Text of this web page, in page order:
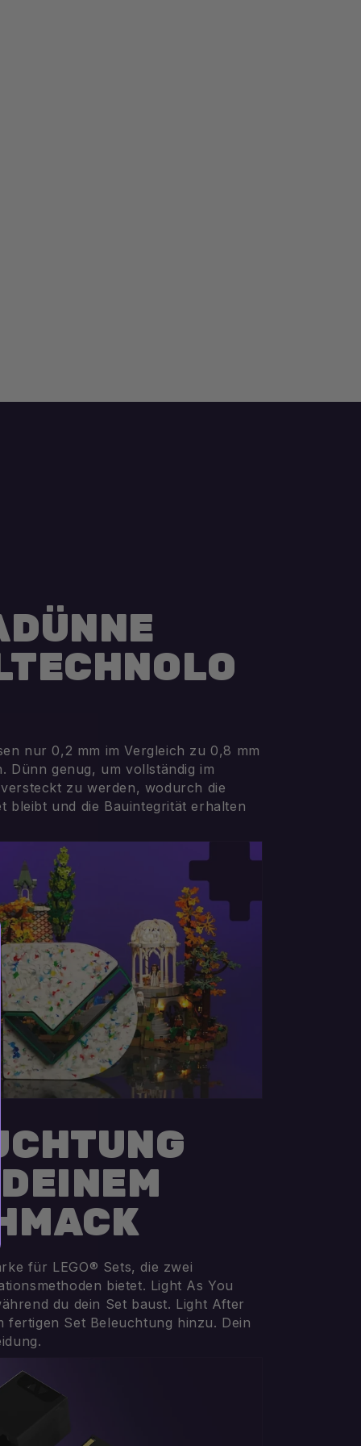
nur 0,2 mm im Vergleich zu 0,8 mm
Dünn genug, um vollständig im
zu werden, wodurch die
bleibt und die Bauintegrität erhalten
für LEGO® Sets, die zwei
bietet. Light As You
du dein Set baust. Light After
fertigen Set Beleuchtung hinzu. Dein